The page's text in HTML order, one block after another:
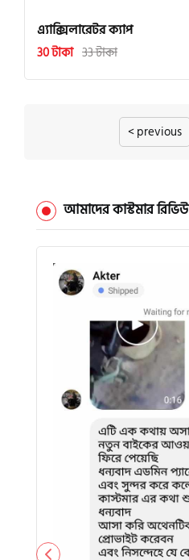
এ্যাক্সিলারেটর ক্যাপ
30 টাকা 33 টাকা
< previous
আমাদের কাস্টমার রিভিউ